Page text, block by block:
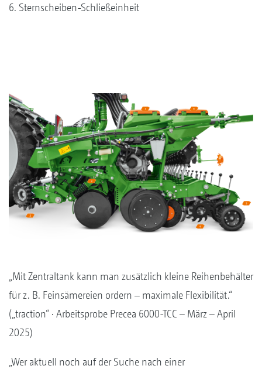
6. Sternscheiben-Schließeinheit
„Mit Zentraltank kann man zusätzlich kleine Reihenbehälter
für z. B. Feinsämereien ordern – maximale Flexibilität.“
(„traction“ · Arbeitsprobe Precea 6000-TCC – März – April
2025)
„Wer aktuell noch auf der Suche nach einer